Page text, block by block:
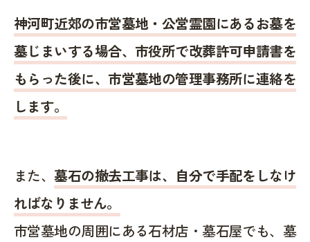
神河町近郊の市営墓地・公営霊園にあるお墓を
墓じまいする場合、市役所で改葬許可申請書を
もらった後に、市営墓地の管理事務所に連絡を
します。
また、墓石の撤去工事は、自分で手配をしなけ
ればなりません。
市営墓地の周囲にある石材店・墓石屋でも、墓